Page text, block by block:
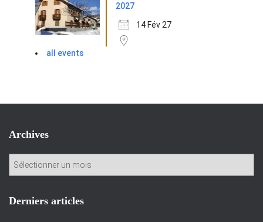
2027
14 Fév 27
all events
Archives
h
Derniers articles